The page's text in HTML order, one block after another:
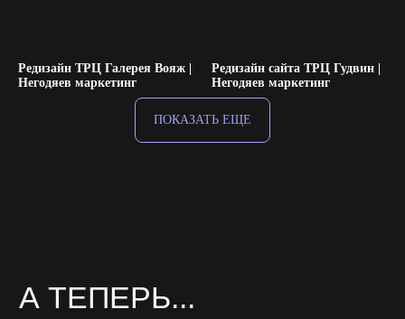
Редизайн ТРЦ Галерея Вояж |
Негодяев маркетинг
Редизайн сайта ТРЦ Гудвин |
Негодяев маркетинг
ПОКАЗАТЬ ЕЩЕ